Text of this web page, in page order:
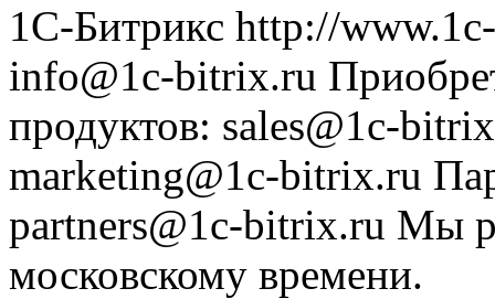
1С-Битрикс http://
info@1c-bitrix.ru
продуктов: sales@1c-
marketing@1c-bitrix.ru
partners@1c-bitrix.ru Мы
московскому времени.